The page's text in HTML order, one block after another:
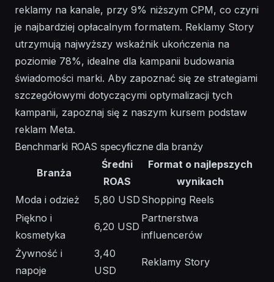
reklamy na kanale, przy 9% niższym CPM, co czyni
je najbardziej opłacalnym formatem. Reklamy Story
utrzymują najwyższy wskaźnik ukończenia na
poziomie 78%, idealne dla kampanii budowania
świadomości marki. Aby zapoznać się ze strategiami
szczegółowymi dotyczącymi optymalizacji tych
kampanii, zapoznaj się z naszym kursem podstaw
reklam Meta.
Benchmarki ROAS specyficzne dla branży
Branża
Średni
ROAS
Format o najlepszych
wynikach
Moda i odzież
5,80 USD Shopping Reels
Piękno i
kosmetyka
6,20 USD
Partnerstwa
influencerów
Żywność i
napoje
3,40
USD
Reklamy Story